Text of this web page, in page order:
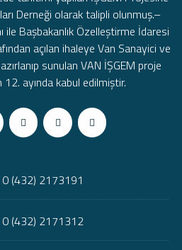
Derneği olarak talipli olunmuş.–
ile Başbakanlık Özelleştirme İdaresi
açılan ihaleye Van Sanayici ve
sunulan VAN İŞGEM proje
12. ayında kabul edilmiştir.
0 (432) 2173191
0 (432) 2171312